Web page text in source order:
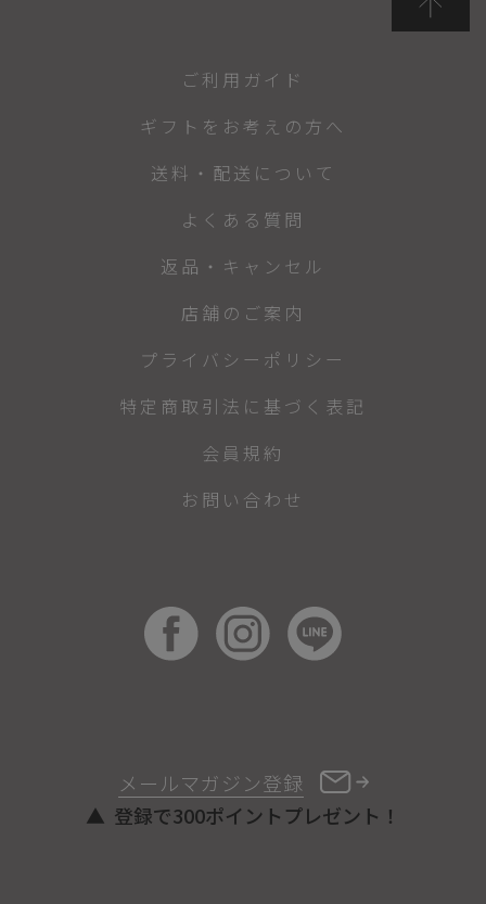
メールマガジン登録
登録で300ポイントプレゼント！
ご利用ガイド
ギフトをお考えの方へ
送料・配送について
よくある質問
返品・キャンセル
店舗のご案内
プライバシーポリシー
特定商取引法に基づく表記
会員規約
お問い合わせ